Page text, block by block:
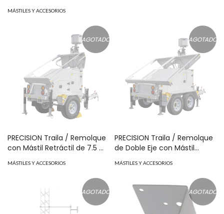
MÁSTILES Y ACCESORIOS
AGOTADO
PRECISION Traila / Remolque
con Mástil Retráctil de 7.5 m.
para Videovigilancia o
Iluminación, con Bases para
Instalar Paneles Solares y
Baterías (No incluidos) MOD:
PST-VTS-3P
MÁSTILES Y ACCESORIOS
AGOTADO
PRECISION Traila / Remolque
de Doble Eje con Mástil
Retráctil de 7.5 m. para
Videovigilancia o
Iluminación, con Bases para
Instalar Paneles Solares y
Baterías (No incluidos) MOD:
PST-VTS-4PL
MÁSTILES Y ACCESORIOS
AGOTADO AGOTADO